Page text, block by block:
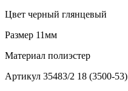
Цвет черный глянцевый
Размер 11мм
Материал полиэстер
Артикул 35483/2 18 (3500-53)